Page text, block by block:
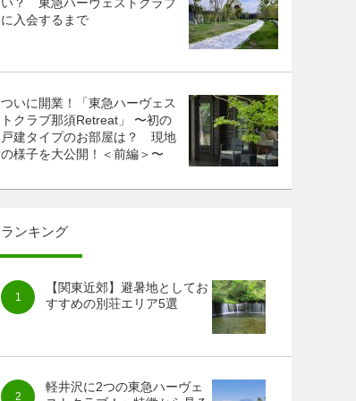
い？ 東急ハーヴェストクラブ
に入会するまで
ついに開業！「東急ハーヴェス
トクラブ那須Retreat」 〜初の
戸建タイプのお部屋は？ 現地
の様子を大公開！＜前編＞〜
ランキング
【関東近郊】避暑地としてお
すすめの別荘エリア5選
軽井沢に2つの東急ハーヴェ